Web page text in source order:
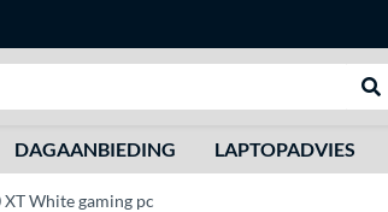
DAGAANBIEDING LAPTOPADVIES
White gaming pc